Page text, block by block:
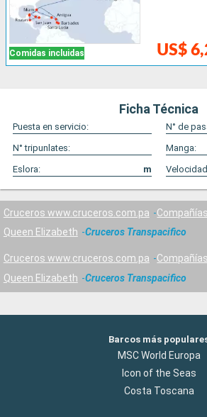
Comidas incluidas US$
Ficha Técnica
Puesta en servicio:
N° de
N° tripunlates:
Manga:
Eslora:
m
Cruceros www.cruceros.com.pa Compañías
Queen Elizabeth
Cruceros Transpacifico
Cruceros www.cruceros.com.pa Compañías
Queen Elizabeth
Cruceros Transpacifico
Barcos más
MSC World Europa
Icon of the Seas
Costa Toscana